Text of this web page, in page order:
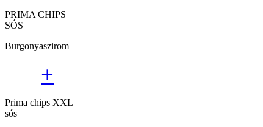
PRIMA CHIPS
SÓS
Burgonyaszirom
+
Prima chips XXL
sós